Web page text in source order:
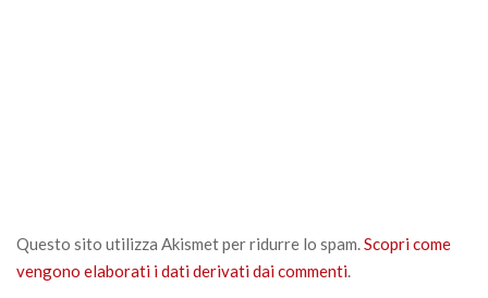
Questo sito utilizza Akismet per ridurre lo spam.Scopri come
vengono elaborati i dati derivati dai commenti.